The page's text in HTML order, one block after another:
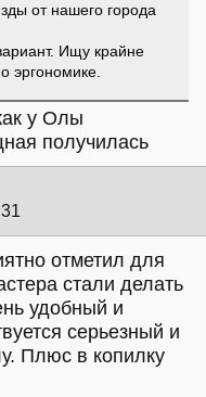
от нашего города
Ищу крайне
эргономике.
у Олы
получилась
отметил для
стали делать
удобный и
серьезный и
Плюс в копилку